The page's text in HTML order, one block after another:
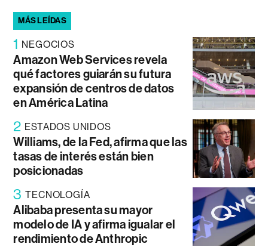
MÁS LEÍDAS
1 NEGOCIOS
Amazon Web Services revela
qué factores guiarán su futura
expansión de centros de datos
en América Latina
2 ESTADOS UNIDOS
Williams, de la Fed, afirma que las
tasas de interés están bien
posicionadas
3 TECNOLOGÍA
Alibaba presenta su mayor
modelo de IA y afirma igualar el
rendimiento de Anthropic